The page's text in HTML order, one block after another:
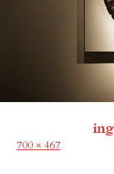
Full
700 × 467